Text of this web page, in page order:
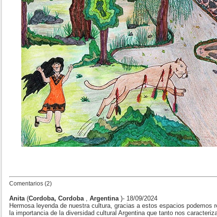
Comentarios (2)
Anita(Cordoba, Cordoba , Argentina )- 18/09/2024
Hermosa leyenda de nuestra cultura, gracias a estos espacios podemos
la importancia de la diversidad cultural Argentina que tanto nos